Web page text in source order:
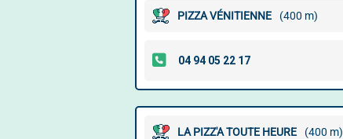
PIZZA VÉNITIENNE (400 m)
LA PIZZ'A TOUTE HEURE (400 m)